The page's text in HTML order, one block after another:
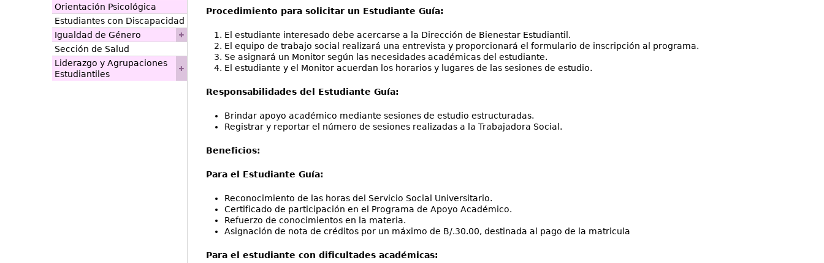
Procedimiento para solicitar un Estudiante Guía:
El estudiante interesado debe acercarse a la Dirección de Bienestar Estudiantil.
El equipo de trabajo social realizará una entrevista y proporcionará el formulario de inscripción al programa.
Se asignará un Monitor según las necesidades académicas del estudiante.
El estudiante y el Monitor acuerdan los horarios y lugares de las sesiones de estudio.
Responsabilidades del Estudiante Guía:
Brindar apoyo académico mediante sesiones de estudio estructuradas.
Registrar y reportar el número de sesiones realizadas a la Trabajadora Social.
Beneficios:
Para el Estudiante Guía:
Reconocimiento de las horas del Servicio Social Universitario.
Certificado de participación en el Programa de Apoyo Académico.
Refuerzo de conocimientos en la materia.
Asignación de nota de créditos por un máximo de B/.30.00, destinada al pago de la matricula
Para el estudiante con dificultades académicas:
Orientación Psicológica
Estudiantes con Discapacidad
Igualdad de Género
Sección de Salud
Liderazgo y Agrupaciones
Estudiantiles